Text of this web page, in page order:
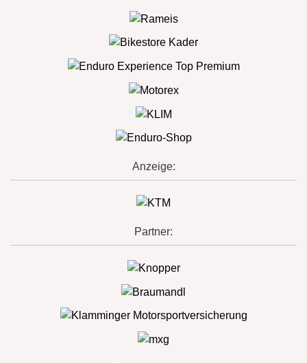
Anzeige:
Partner: